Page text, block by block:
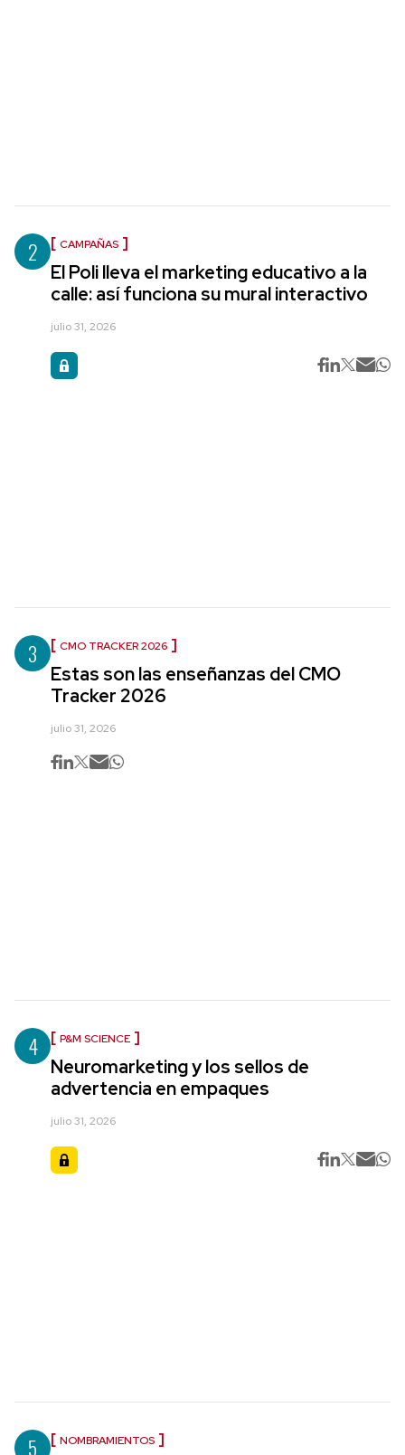
2 CAMPAÑAS
El Poli lleva el marketing educativo a la
calle: así funciona su mural interactivo
julio 31, 2026
3 CMO TRACKER 2026
Estas son las enseñanzas del CMO
Tracker 2026
julio 31, 2026
4 P&M SCIENCE
Neuromarketing y los sellos de
advertencia en empaques
julio 31, 2026
5 NOMBRAMIENTOS